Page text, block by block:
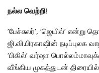
நல்ல வெற்றி!
’பேச்சுலர்’, ‘ஜெயில்’ என்று
ஜி.வி.பிரகாஷின் நடிப்புலக
‘பிகில்’ வர்ஷா
வீங்கிய முகத்துடன்